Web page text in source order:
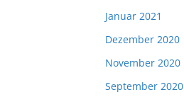
Januar 2021
Dezember 2020
November 2020
September 2020